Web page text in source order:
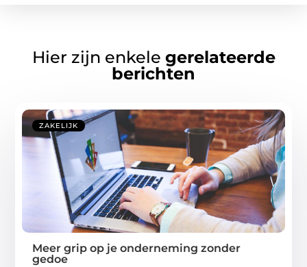
Hier zijn enkele gerelateerde
berichten
ZAKELIJK
Meer grip op je onderneming zonder
gedoe